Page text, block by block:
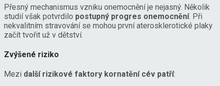
Přesný mechanismus vzniku onemocnění je nejasný. Několik
studií však potvrdilo postupný progres onemocnění. Při
nekvalitním stravování se mohou první aterosklerotické plaky
začít tvořit už v dětství.
Zvýšené riziko
Mezi další rizikové faktory kornatění cév patří: